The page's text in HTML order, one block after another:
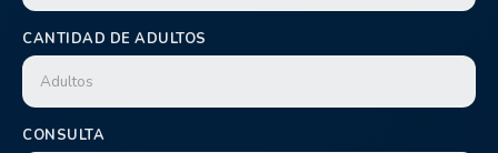
CANTIDAD DE ADULTOS
CONSULTA